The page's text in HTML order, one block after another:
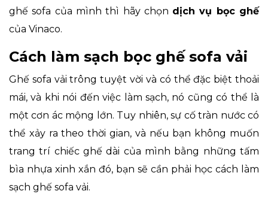
ghế sofa của mình thì hãy chọn dịch vụ bọc ghế
của Vinaco.
Cách làm sạch bọc ghế sofa vải
Ghế sofa vải trông tuyệt vời và có thể đặc biệt thoải
mái, và khi nói đến việc làm sạch, nó cũng có thể là
một cơn ác mộng lớn. Tuy nhiên, sự cố tràn nước có
thể xảy ra theo thời gian, và nếu bạn không muốn
trang trí chiếc ghế dài của mình bằng những tấm
bìa nhựa xinh xắn đó, bạn sẽ cần phải học cách làm
sạch ghế sofa vải.